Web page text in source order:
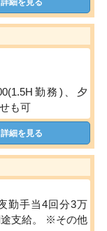
詳細を見る
勤務)、夕
も可
詳細を見る
勤手当4回分3万
途支給。 ※その他